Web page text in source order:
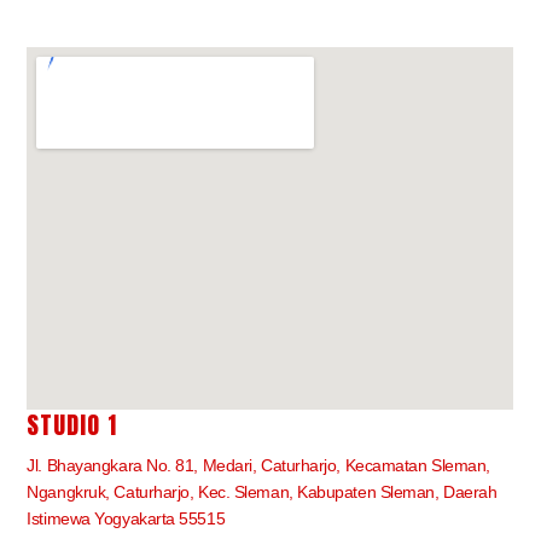
STUDIO 1
Jl. Bhayangkara No. 81, Medari, Caturharjo, Kecamatan Sleman,
Ngangkruk, Caturharjo, Kec. Sleman, Kabupaten Sleman, Daerah
Istimewa Yogyakarta 55515